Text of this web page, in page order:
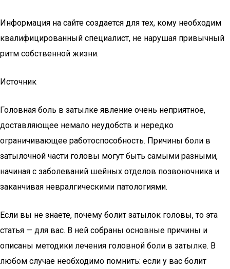
Информация на сайте создается для тех, кому необходим
квалифицированный специалист, не нарушая привычный
ритм собственной жизни.
Источник
Головная боль в затылке явление очень неприятное,
доставляющее немало неудобств и нередко
ограничивающее работоспособность. Причины боли в
затылочной части головы могут быть самыми разными,
начиная с заболеваний шейных отделов позвоночника и
заканчивая невралгическими патологиями.
Если вы не знаете, почему болит затылок головы, то эта
статья — для вас. В ней собраны основные причины и
описаны методики лечения головной боли в затылке. В
любом случае необходимо помнить: если у вас болит